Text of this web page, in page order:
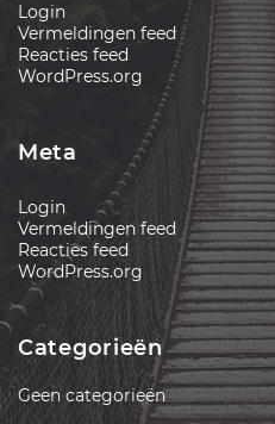
Login
Vermeldingen feed
Reacties feed
WordPress.org
Meta
Login
Vermeldingen feed
Reacties feed
WordPress.org
Categorieën
Geen categorieën